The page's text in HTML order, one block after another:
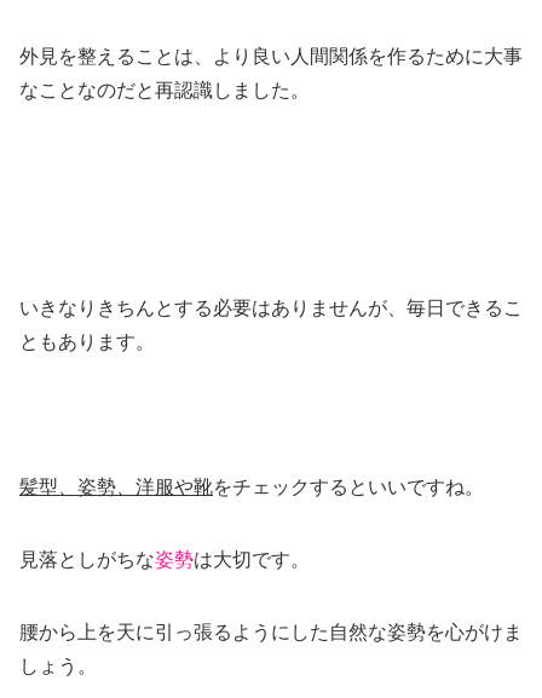
外見を整えることは、より良い人間関係を作るために大事
なことなのだと再認識しました。
いきなりきちんとする必要はありませんが、毎日できるこ
ともあります。
髪型、姿勢、洋服や靴をチェックするといいですね。
見落としがちな姿勢は大切です。
腰から上を天に引っ張るようにした自然な姿勢を心がけま
しょう。